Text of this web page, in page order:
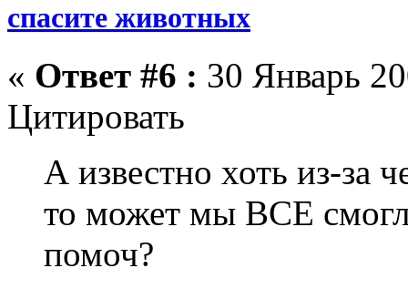
спасите животных
« Ответ #6 : 30 Январь
Цитировать
А известно хоть из-за
то может мы ВСЕ
помоч?